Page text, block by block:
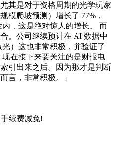
其是对于资格周期的光学玩家
模爬坡预测）增长了 77%，
，这是绝对惊人的增长。 而
。公司继续预计在 AI 数据中
）这也非常积极，并验证了
在接下来要关注的是财报电
引出来之后。因为那才是判断
言，非常积极。」
续费减免!